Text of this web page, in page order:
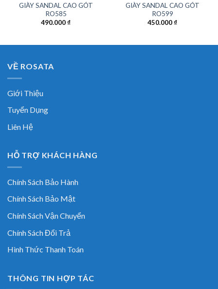
GIÀY SANDAL CAO GÓT
RO585
490.000₫
GIÀY SANDAL CAO GÓT
RO599
450.000₫
VỀ ROSATA
Giới Thiệu
Tuyển Dụng
Liên Hệ
HỖ TRỢ KHÁCH HÀNG
Chính Sách Bảo Hành
Chính Sách Bảo Mật
Chính Sách Vận Chuyển
Chính Sách Đổi Trả
Hình Thức Thanh Toán
THÔNG TIN HỢP TÁC